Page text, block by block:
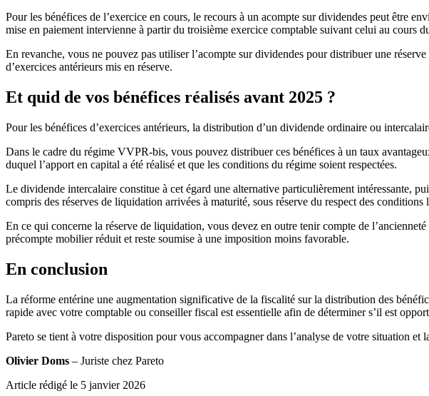
Pour les bénéfices de l’exercice en cours, le recours à un acompte sur dividendes peut être
mise en paiement intervienne à partir du troisième exercice comptable suivant celui au cours
En revanche, vous ne pouvez pas utiliser l’acompte sur dividendes pour distribuer une
d’exercices antérieurs mis en réserve.
Et quid de vos bénéfices réalisés avant 2025 ?
Pour les bénéfices d’exercices antérieurs, la distribution d’un dividende ordinaire ou
Dans le cadre du régime VVPR-bis, vous pouvez distribuer ces bénéfices à un taux
duquel l’apport en capital a été réalisé et que les conditions du régime soient respectées.
Le dividende intercalaire constitue à cet égard une alternative particulièrement intéressante,
compris des réserves de liquidation arrivées à maturité, sous réserve du respect des conditions
En ce qui concerne la réserve de liquidation, vous devez en outre tenir compte de
précompte mobilier réduit et reste soumise à une imposition moins favorable.
En conclusion
La réforme entérine une augmentation significative de la fiscalité sur la distribution des
rapide avec votre comptable ou conseiller fiscal est essentielle afin de déterminer s’il est
Pareto se tient à votre disposition pour vous accompagner dans l’analyse de votre situation
Olivier Doms – Juriste chez Pareto
Article rédigé le 5 janvier 2026